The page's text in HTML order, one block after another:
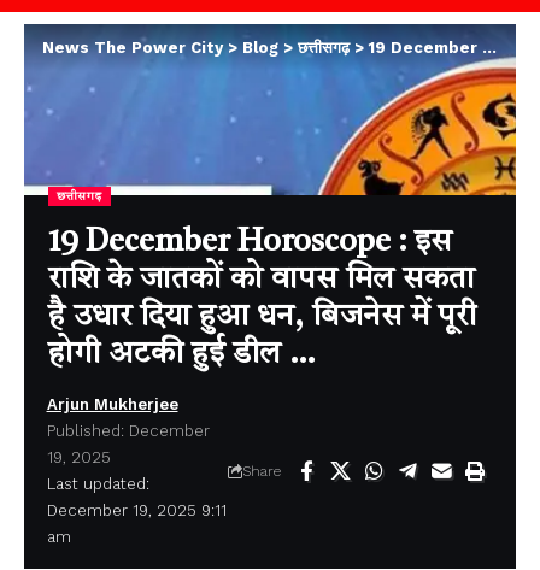
News The Power City>Blog>छत्तीसगढ़>19 December Horoscope : इस राशि के जातकों को वापस मिल सकता है उधार दिया हुआ धन, बिजनेस में पूरी होगी अटकी हुई डील …
छत्तीसगढ़
19 December Horoscope : इस
राशि के जातकों को वापस मिल सकता
है उधार दिया हुआ धन, बिजनेस में पूरी
होगी अटकी हुई डील …
Last updated:
December 19, 2025 9:11
am
Arjun Mukherjee
Published: December
19, 2025
Share